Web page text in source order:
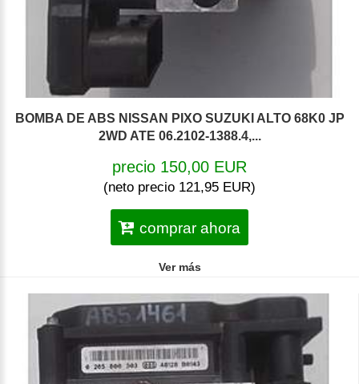
BOMBA DE ABS NISSAN PIXO SUZUKI ALTO 68K0 JP
2WD ATE 06.2102-1388.4,...
precio 150,00 EUR
(neto precio 121,95 EUR)
comprar ahora
Ver más